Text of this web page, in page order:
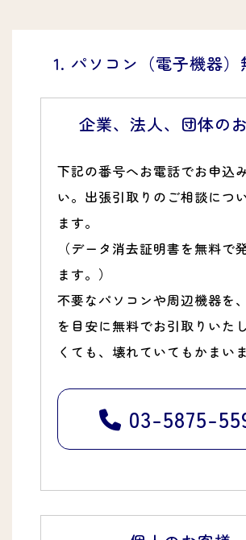
1. パソコン（電子機器）
企業、法人、団体の
下記の番号へお電話でお申込
い。出張引取りのご相談につ
ます。
（データ消去証明書を無料で
ます。）
不要なパソコンや周辺機器を
を目安に無料でお引取りいた
くても、壊れていてもかまい
03-5875-